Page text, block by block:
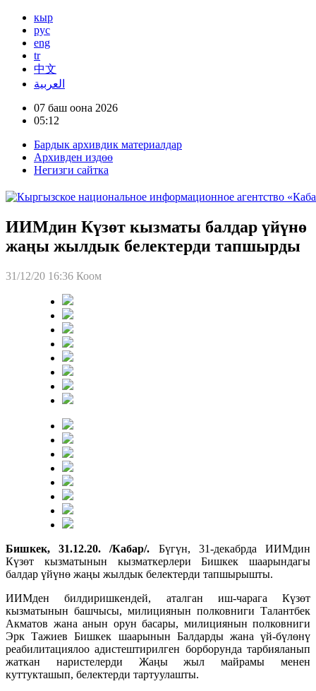
кыр
рус
eng
tr
中文
العربية
07 баш оона 2026
05:12
Бардык архивдик материалдар
Архивден издөө
Негизги сайтка
ИИМдин Күзөт кызматы балдар үйүнө
жаңы жылдык белектерди тапшырды
31/12/20 16:36 Коом
Бишкек, 31.12.20. /Кабар/. Бүгүн, 31-декабрда ИИМдин
Күзөт кызматынын кызматкерлери Бишкек шаарындагы
балдар үйүнө жаңы жылдык белектерди тапшырышты.
ИИМден билдиришкендей, аталган иш-чарага Күзөт
кызматынын башчысы, милициянын полковниги Талантбек
Акматов жана анын орун басары, милициянын полковниги
Эрк Тажиев Бишкек шаарынын Балдарды жана үй-бүлөнү
реабилитациялоо адистештирилген борборунда тарбияланып
жаткан наристелерди Жаңы жыл майрамы менен
куттукташып, белектерди тартуулашты.